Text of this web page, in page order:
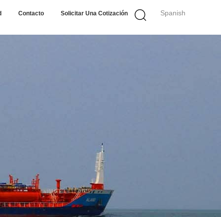
Spanish
Contacto Solicitar Una Cotización